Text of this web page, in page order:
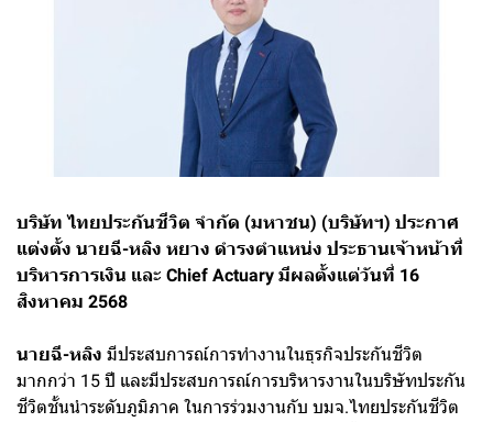
บริษัท ไทยประกันชีวิต จำกัด (มหาชน) (บริษัทฯ) ประกาศ
แต่งตั้ง นายฉี-หลิง หยาง ดำรงตำแหน่ง ประธานเจ้าหน้าที่
บริหารการเงิน และ Chief Actuary มีผลตั้งแต่วันที่ 16
สิงหาคม 2568
นายฉี-หลิง มีประสบการณ์การทำงานในธุรกิจประกันชีวิต
มากกว่า 15 ปี และมีประสบการณ์การบริหารงานในบริษัทประกัน
ชีวิตชั้นนำระดับภูมิภาค ในการร่วมงานกับ บมจ.ไทยประกันชีวิต